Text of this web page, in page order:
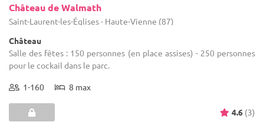
Château de Walmath
Saint-Laurent-les-Églises - Haute-Vienne (87)
Château
Salle des fêtes : 150 personnes (en place assises) - 250 personnes
pour le cockail dans le parc.
1-160 8 max
4.6 (3)